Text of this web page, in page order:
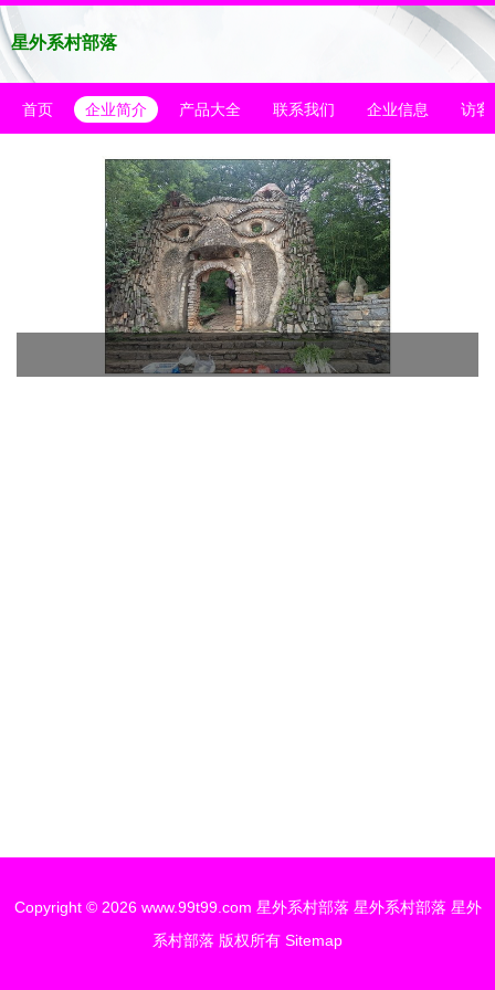
星外系村部落
首页 企业简介 产品大全 联系我们 企业信息 访客
Copyright © 2026 www.99t99.com 星外系村部落 星外系村部落 星外
系村部落 版权所有 Sitemap